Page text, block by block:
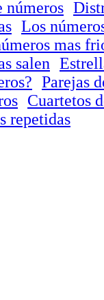
números
Los
mas
salen
Parejas
Cuartetos
repetidas